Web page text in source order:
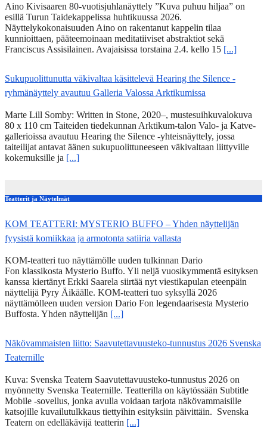
Aino Kivisaaren 80-vuotisjuhlanäyttely ”Kuva puhuu hiljaa” on
esillä Turun Taidekappelissa huhtikuussa 2026.
Näyttelykokonaisuuden Aino on rakentanut kappelin tilaa
kunnioittaen, pääteemoinaan meditatiiviset abstraktiot sekä
Franciscus Assisilainen. Avajaisissa torstaina 2.4. kello 15 [...]
Sukupuolittunutta väkivaltaa käsittelevä Hearing the Silence -
ryhmänäyttely avautuu Galleria Valossa Arktikumissa
Marte Lill Somby: Written in Stone, 2020–, mustesuihkuvalokuva
80 x 110 cm Taiteiden tiedekunnan Arktikum-talon Valo- ja Katve-
gallerioissa avautuu Hearing the Silence -yhteisnäyttely, jossa
taiteilijat antavat äänen sukupuolittuneeseen väkivaltaan liittyville
kokemuksille ja [...]
Teatterit ja Näytelmät
KOM TEATTERI: MYSTERIO BUFFO – Yhden näyttelijän
fyysistä komiikkaa ja armotonta satiiria vallasta
KOM-teatteri tuo näyttämölle uuden tulkinnan Dario
Fon klassikosta Mysterio Buffo. Yli neljä vuosikymmentä esityksen
kanssa kiertänyt Erkki Saarela siirtää nyt viestikapulan eteenpäin
näyttelijä Pyry Äikäälle. KOM-teatteri tuo syksyllä 2026
näyttämölleen uuden version Dario Fon legendaarisesta Mysterio
Buffosta. Yhden näyttelijän [...]
Näkövammaisten liitto: Saavutettavuusteko-tunnustus 2026 Svenska
Teaternille
Kuva: Svenska Teatern Saavutettavuusteko-tunnustus 2026 on
myönnetty Svenska Teaternille. Teatterilla on käytössään Subtitle
Mobile -sovellus, jonka avulla voidaan tarjota näkövammaisille
katsojille kuvailutulkkaus tiettyihin esityksiin päivittäin. Svenska
Teatern on edelläkävijä teatterin [...]